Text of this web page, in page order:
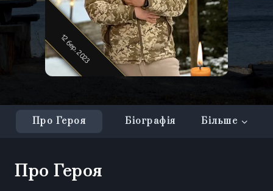
12 бер. 2023
12 бер. 2023
12 бер. 2023
Про Героя Біографія Більше
Про Героя